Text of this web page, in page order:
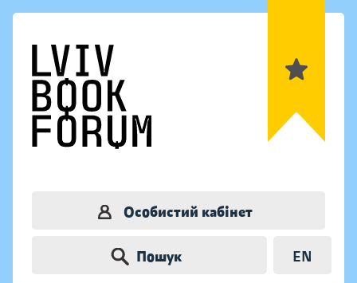
Особистий кабінет
Пошук EN